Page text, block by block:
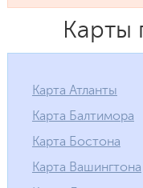
Карта Атланты
Карта Балтимора
Карта Бостона
Карта Вашингтона